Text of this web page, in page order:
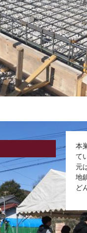
本
て
元
地
ど